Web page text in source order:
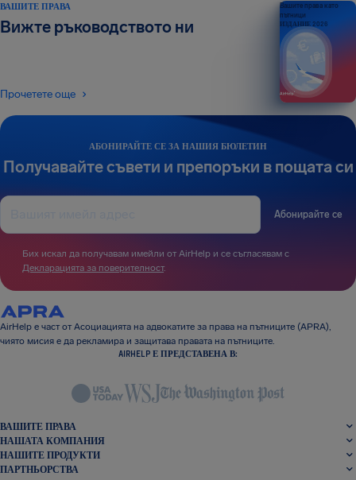
АБОНИРАЙТЕ СЕ ЗА НАШИЯ БЮЛЕТИН
Получавайте съвети и препоръки в пощата си
Абонирайте се
Бих искал да получавам имейли от AirHelp и се съгласявам с
Декларацията за поверителност.
ВАШИТЕ ПРАВА
Вижте ръководството ни
Прочетете още
Вашите права като
пътници
ИЗДАНИЕ 2026
AirHelp е част от Асоциацията на адвокатите за права на пътниците (APRA),
чиято мисия е да рекламира и защитава правата на пътниците.
AIRHELP Е ПРЕДСТАВЕНА В:
ВАШИТЕ ПРАВА
НАШАТА КОМПАНИЯ
НАШИТЕ ПРОДУКТИ
ПАРТНЬОРСТВА